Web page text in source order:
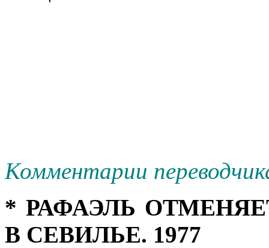
Комментарии
* РАФАЭЛЬ
В СЕВИЛЬЕ. 1977